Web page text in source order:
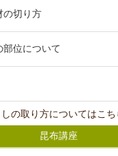
の切り方
部位について
の取り方についてはこち
昆布講座